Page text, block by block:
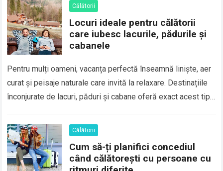
Călătorii
Locuri ideale pentru călătorii
care iubesc lacurile, pădurile și
cabanele
Pentru mulți oameni, vacanța perfectă înseamnă liniște, aer
curat și peisaje naturale care invită la relaxare. Destinațiile
înconjurate de lacuri, păduri și cabane oferă exact acest tip
Călătorii
Cum să-ți planifici concediul
când călătorești cu persoane cu